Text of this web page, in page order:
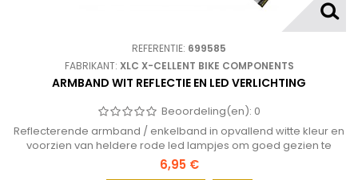
REFERENTIE: 699585
FABRIKANT: XLC X-CELLENT BIKE COMPONENTS
ARMBAND WIT REFLECTIE EN LED VERLICHTING
Beoordeling(en): 0
Reflecterende armband / enkelband in opvallend witte kleur en
voorzien van heldere rode led lampjes om goed gezien te
worden tijdens het fietsen, hardlopen enz.
6,95 €